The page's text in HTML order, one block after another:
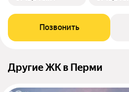
Позвонить
Другие ЖК в Перми